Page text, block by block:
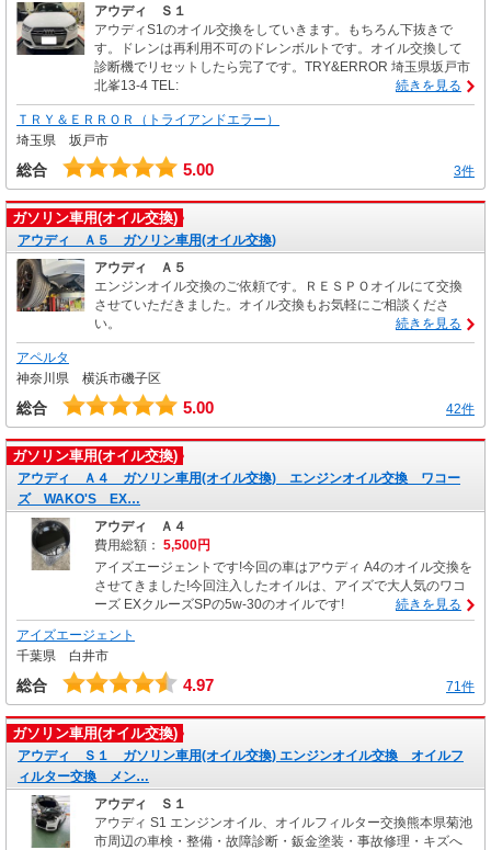
アウディ Ｓ１
アウディS1のオイル交換をしていきます。もちろん下抜きで
す。ドレンは再利用不可のドレンボルトです。オイル交換して
診断機でリセットしたら完了です。TRY&ERROR 埼玉県坂戸市
北峯13-4 TEL:
続きを見る
ＴＲＹ＆ＥＲＲＯＲ（トライアンドエラー）
埼玉県 坂戸市
総合 5.00 3件
ガソリン車用(オイル交換)
アウディ Ａ５ ガソリン車用(オイル交換)
アウディ Ａ５
エンジンオイル交換のご依頼です。ＲＥＳＰＯオイルにて交換
させていただきました。オイル交換もお気軽にご相談くださ
い。
続きを見る
アペルタ
神奈川県 横浜市磯子区
総合 5.00 42件
ガソリン車用(オイル交換)
アウディ Ａ４ ガソリン車用(オイル交換) エンジンオイル交換 ワコー
ズ WAKO'S EX…
アウディ Ａ４
費用総額： 5,500円
アイズエージェントです!今回の車はアウディ A4のオイル交換を
させてきました!今回注入したオイルは、アイズで大人気のワコ
ーズ EXクルーズSPの5w-30のオイルです!
続きを見る
アイズエージェント
千葉県 白井市
総合 4.97 71件
ガソリン車用(オイル交換)
アウディ Ｓ１ ガソリン車用(オイル交換) エンジンオイル交換 オイルフ
ィルター交換 メン…
アウディ Ｓ１
アウディ S1 エンジンオイル、オイルフィルター交換熊本県菊池
市周辺の車検・整備・故障診断・鈑金塗装・事故修理・キズへ